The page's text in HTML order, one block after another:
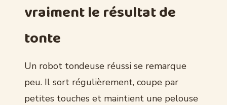
vraiment le résultat de
tonte
Un robot tondeuse réussi se remarque
peu. Il sort régulièrement, coupe par
petites touches et maintient une pelouse